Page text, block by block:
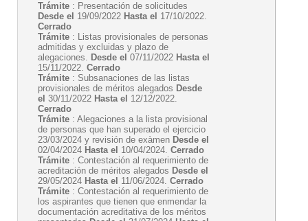
Trámite : Presentación de solicitudes
Desde el 19/09/2022 Hasta el 17/10/2022.
Cerrado
Trámite : Listas provisionales de personas
admitidas y excluidas y plazo de
alegaciones. Desde el 07/11/2022 Hasta el
15/11/2022. Cerrado
Trámite : Subsanaciones de las listas
provisionales de méritos alegados Desde
el 30/11/2022 Hasta el 12/12/2022.
Cerrado
Trámite : Alegaciones a la lista provisional
de personas que han superado el ejercicio
23/03/2024 y revisión de exàmen Desde el
02/04/2024 Hasta el 10/04/2024. Cerrado
Trámite : Contestación al requerimiento de
acreditación de méritos alegados Desde el
29/05/2024 Hasta el 11/06/2024. Cerrado
Trámite : Contestación al requerimiento de
los aspirantes que tienen que enmendar la
documentación acreditativa de los méritos